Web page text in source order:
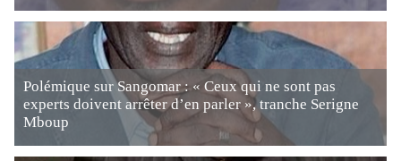
Polémique sur Sangomar : « Ceux qui ne sont pas
experts doivent arrêter d’en parler », tranche Serigne
Mboup